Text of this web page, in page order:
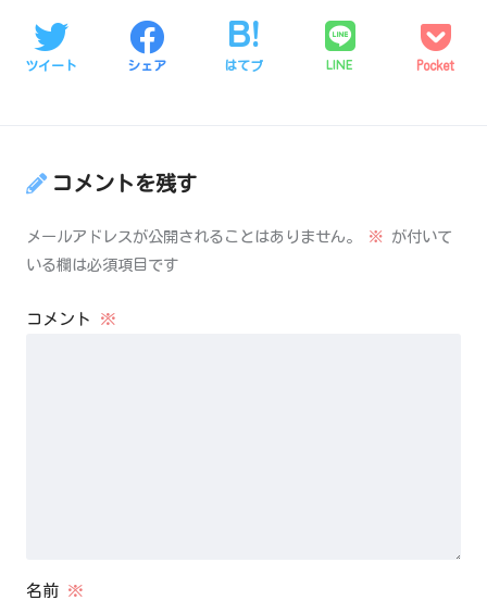
ツイート シェア はてブ LINE Pocket
コメントを残す
メールアドレスが公開されることはありません。 ※ が付いて
いる欄は必須項目です
コメント ※
名前 ※